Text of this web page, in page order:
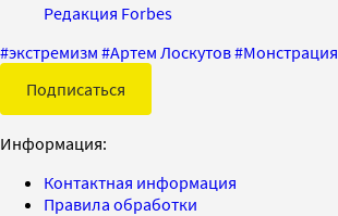
Редакция Forbes
#экстремизм #Артем Лоскутов#Монстрация
Подписаться
Информация:
Контактная информация
Правила обработки